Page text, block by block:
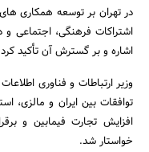
در تهران بر توسعه همکاری
اشتراکات فرهنگی، اجتماعی
اشاره و بر گسترش آن تأکید
وزیر ارتباطات و فناوری
توافقات بین ایران و مالزی،
افزایش تجارت فیمابین و
خواستار شد.